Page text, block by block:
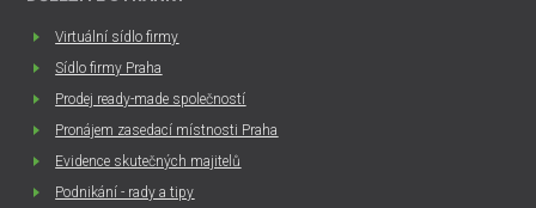
Virtuální sídlo firmy
Sídlo firmy Praha
Prodej ready-made společností
Pronájem zasedací místnosti Praha
Evidence skutečných majitelů
Podnikání - rady a tipy